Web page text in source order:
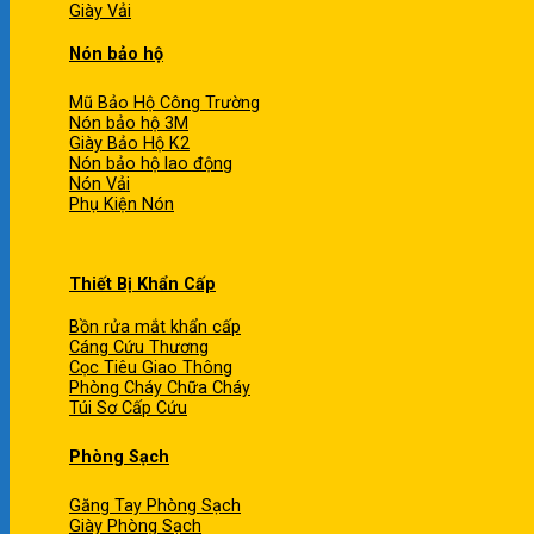
Giày Vải
Nón bảo hộ
Mũ Bảo Hộ Công Trường
Nón bảo hộ 3M
Giày Bảo Hộ K2
Nón bảo hộ lao động
Nón Vải
Phụ Kiện Nón
Thiết Bị Khẩn Cấp
Bồn rửa mắt khẩn cấp
Cáng Cứu Thương
Cọc Tiêu Giao Thông
Phòng Cháy Chữa Cháy
Túi Sơ Cấp Cứu
Phòng Sạch
Găng Tay Phòng Sạch
Giày Phòng Sạch